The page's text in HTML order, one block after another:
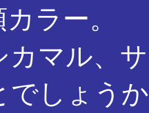
ラー。
カマル、
でしょう